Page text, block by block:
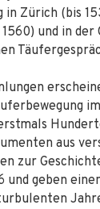
Zürich (bis
und in der
aus
zur
und geben